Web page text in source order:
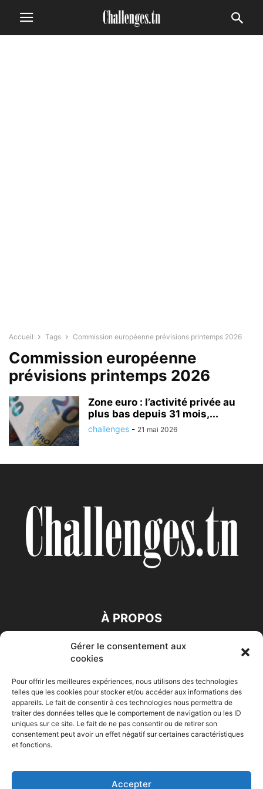
Gérer le consentement aux
cookies
Pour offrir les meilleures expériences, nous utilisons des technologies
telles que les cookies pour stocker et/ou accéder aux informations des
appareils. Le fait de consentir à ces technologies nous permettra de
traiter des données telles que le comportement de navigation ou les ID
uniques sur ce site. Le fait de ne pas consentir ou de retirer son
consentement peut avoir un effet négatif sur certaines caractéristiques
et fonctions.
Accepter
Accueil Tags Commission européenne prévisions printemps 2026
Commission européenne
prévisions printemps 2026
Zone euro : l’activité privée au
plus bas depuis 31 mois,...
challenges - 21 mai 2026
À PROPOS
SUIVEZ NOUS
Accueil Economie Entreprises Entrepreneur Afrique
HIGH-TECH Auto-Moto